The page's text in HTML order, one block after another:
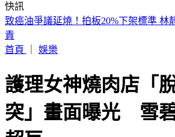
快訊
許富凱開唱！半個演藝圈都來了 驚見
首頁
護理女神燒肉店「
突」畫面曝光 雪
超巨